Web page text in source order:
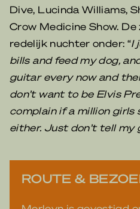
Dive, Lucinda Williams,
Crow Medicine Show.
redelijk nuchter onder: “I
bills and feed my dog,
guitar every now and
don’t want to be Elvis
complain if a million girls
either. Just don’t tell my
ROUTE &